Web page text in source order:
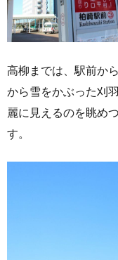
高柳までは、駅前か
から雪をかぶった刈
麗に見えるのを眺め
す。